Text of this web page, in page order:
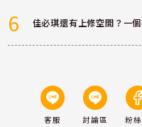
6 佳必琪還有上修空間？一
客服 討論區 粉